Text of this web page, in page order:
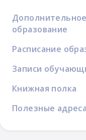
образование
Расписание
Записи
Книжная полка
Полезные